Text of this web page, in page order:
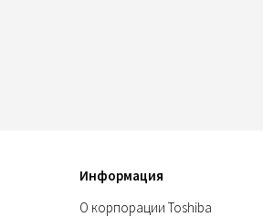
Информация
О корпорации Toshiba